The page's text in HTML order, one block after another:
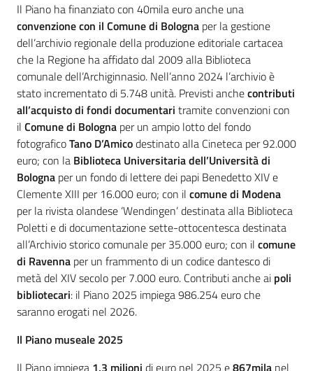
Il Piano ha finanziato con 40mila euro anche una
convenzione con il Comune di Bologna per la gestione
dell’archivio regionale della produzione editoriale cartacea
che la Regione ha affidato dal 2009 alla Biblioteca
comunale dell’Archiginnasio. Nell’anno 2024 l’archivio è
stato incrementato di 5.748 unità. Previsti anchecontributi
all’acquisto di fondi documentari tramite convenzioni con
il Comune di Bologna per un ampio lotto del fondo
fotograficoTano D’Amicodestinato alla Cineteca per 92.000
euro; con la Biblioteca Universitaria dell’Università di
Bologna per un fondo di lettere dei papi Benedetto XIV e
Clemente XIII per 16.000 euro; con il comune di Modena
per la rivista olandese ‘Wendingen’ destinata alla Biblioteca
Poletti e di documentazione sette-ottocentesca destinata
all’Archivio storico comunale per 35.000 euro; con il comune
di Ravenna per un frammento di un codice dantesco di
metà del XIV secolo per 7.000 euro. Contributi anche ai poli
bibliotecari: il Piano 2025 impiega 986.254 euro che
saranno erogati nel 2026.
Il Piano museale 2025
Il Piano impiega 1,3 milioni di euro nel 2025 e867mila nel